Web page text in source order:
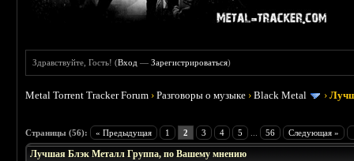
Здравствуйте, Гость! (Вход —Зарегистрироваться)
Metal Torrent Tracker Forum ›Разговоры о музыке ›Black Metal ›
Страницы (56): « Предыдущая 1 2 3 4 5 56 Следующая »
Лучшая Блэк Металл Группа, по Вашему мнению